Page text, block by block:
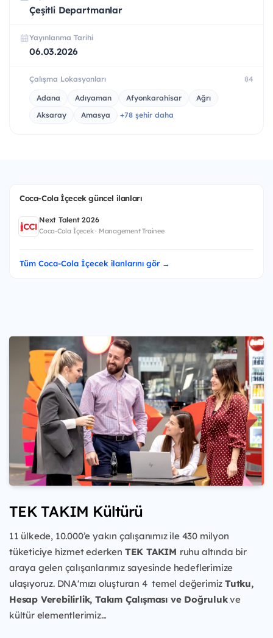
Çeşitli Departmanlar
Yayınlanma Tarihi
06.03.2026
Çalışma Lokasyonları 84
Adana Adıyaman Afyonkarahisar
Ağrı
Aksaray
Amasya +78 şehir daha
Coca-Cola İçecek güncel ilanları
Next Talent 2026
Coca-Cola İçecek · Management Trainee
Tüm Coca-Cola İçecek ilanlarını gör →
TEK TAKIM Kültürü
11 ülkede, 10.000’e yakın çalışanımız ile 430 milyon
tüketiciye hizmet ederken TEK TAKIM ruhu altında bir
araya gelen çalışanlarımız sayesinde hedeflerimize
ulaşıyoruz. DNA'mızı oluşturan 4 temel değerimiz Tutku,
Hesap Verebilirlik, Takım Çalışması ve Doğrulukve
kültür elementlerimiz...